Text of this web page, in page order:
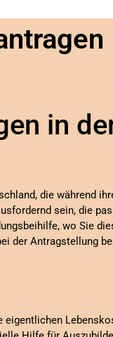
in
die während
sein, die
wo Sie
der Antragstellung